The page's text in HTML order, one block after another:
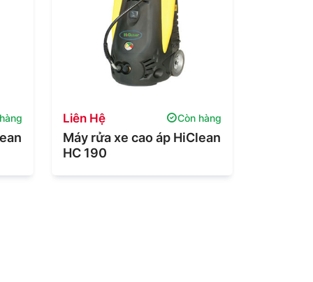
Liên Hệ Còn hàng
Máy rửa xe cao áp HiClean
HC 190